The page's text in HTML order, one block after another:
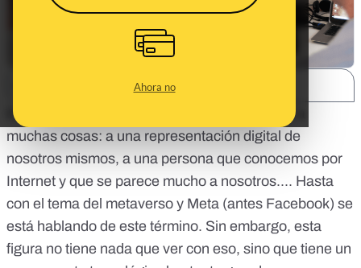
Ahora no
El concepto “gemelo digital” nos puede sonar a
muchas cosas: a una representación digital de
nosotros mismos, a una persona que conocemos por
Internet y que se parece mucho a nosotros.... Hasta
con el tema del metaverso y Meta (antes Facebook) se
está hablando de este término. Sin embargo, esta
figura no tiene nada que ver con eso, sino que tiene un